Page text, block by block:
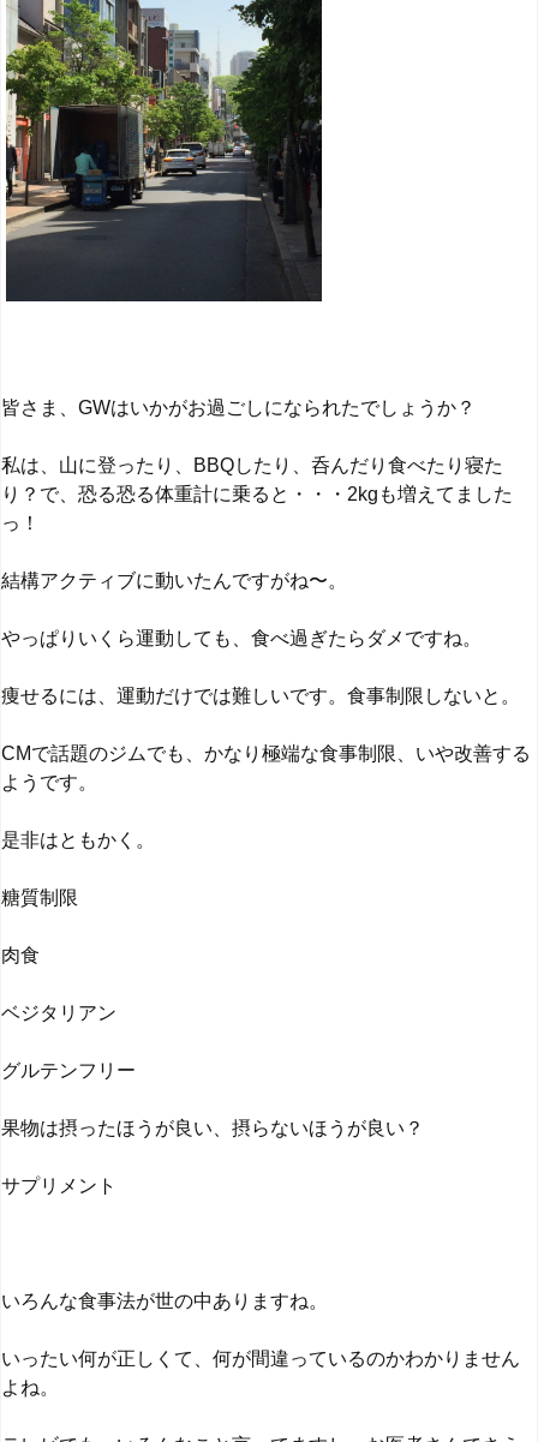
皆さま、GWはいかがお過ごしになられたでしょうか？
私は、山に登ったり、BBQしたり、呑んだり食べたり寝た
り？で、恐る恐る体重計に乗ると・・・2kgも増えてました
っ！
結構アクティブに動いたんですがね〜。
やっぱりいくら運動しても、食べ過ぎたらダメですね。
痩せるには、運動だけでは難しいです。食事制限しないと。
CMで話題のジムでも、かなり極端な食事制限、いや改善する
ようです。
是非はともかく。
糖質制限
肉食
ベジタリアン
グルテンフリー
果物は摂ったほうが良い、摂らないほうが良い？
サプリメント
いろんな食事法が世の中ありますね。
いったい何が正しくて、何が間違っているのかわかりません
よね。